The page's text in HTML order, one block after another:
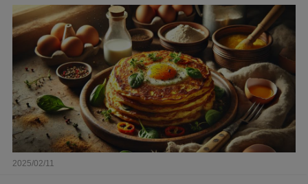
2025/02/11